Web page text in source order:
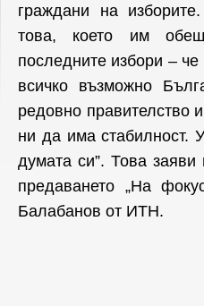
граждани на
това, което им
последните избори –
всичко възможно
редовно правителство
ни да има стабилност.
думата си”. Това
предаването „На
Балабанов от ИТН.